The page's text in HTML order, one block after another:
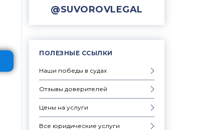
@SUVOROVLEGAL
ПОЛЕЗНЫЕ ССЫЛКИ
Наши победы в судах
Отзывы доверителей
Цены на услуги
Все юридические услуги